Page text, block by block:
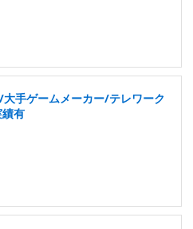
手ゲームメーカー/テレワーク
有